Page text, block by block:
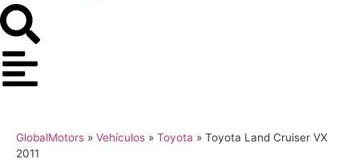
GlobalMotors » Vehículos » Toyota » Toyota Land Cruiser VX
2011